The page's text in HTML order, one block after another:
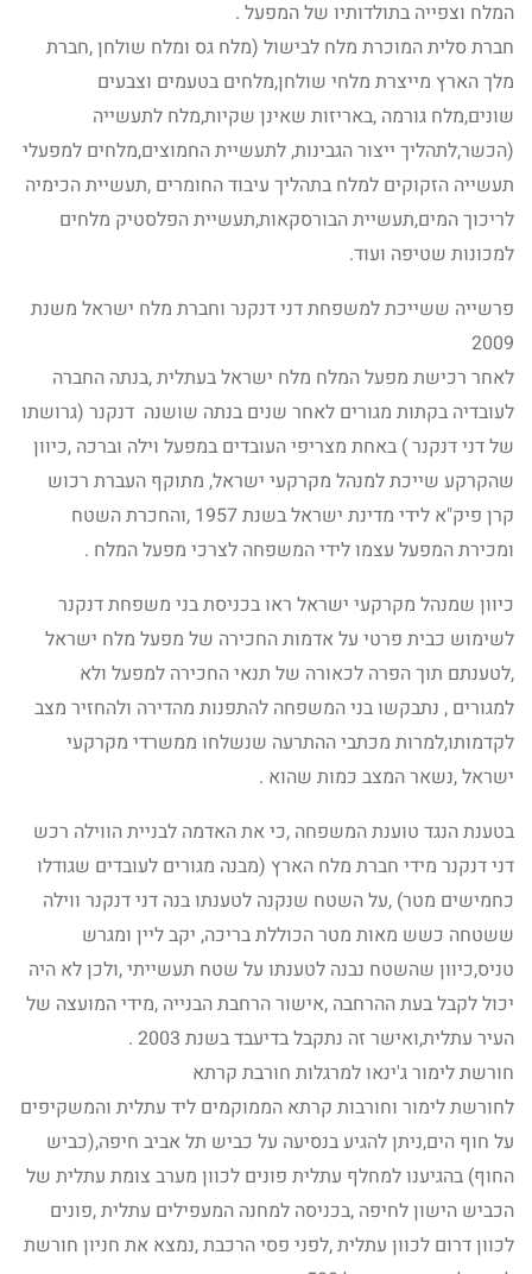
המלח וצפייה בתולדותיו של המפעל .
חברת סלית המוכרת מלח לבישול (מלח גס ומלח שולחן ,חברת
מלך הארץ מייצרת מלחי שולחן,מלחים בטעמים וצבעים
שונים,מלח גורמה ,באריזות שאינן שקיות,מלח לתעשייה
(הכשר,לתהליך ייצור הגבינות, לתעשיית החמוצים,מלחים למפעלי
תעשייה הזקוקים למלח בתהליך עיבוד החומרים ,תעשיית הכימיה
לריכוך המים,תעשיית הבורסקאות,תעשיית הפלסטיק מלחים
למכונות שטיפה ועוד.
פרשייה ששייכת למשפחת דני דנקנר וחברת מלח ישראל משנת
2009
לאחר רכישת מפעל המלח מלח ישראל בעתלית ,בנתה החברה
לעובדיה בקתות מגורים לאחר שנים בנתה שושנה דנקנר (גרושתו
של דני דנקנר ) באחת מצריפי העובדים במפעל וילה וברכה ,כיוון
שהקרקע שייכת למנהל מקרקעי ישראל, מתוקף העברת רכוש
קרן פיק"א לידי מדינת ישראל בשנת 1957 ,והחכרת השטח
ומכירת המפעל עצמו לידי המשפחה לצרכי מפעל המלח .
כיוון שמנהל מקרקעי ישראל ראו בכניסת בני משפחת דנקנר
לשימוש כבית פרטי על אדמות החכירה של מפעל מלח ישראל
,לטענתם תוך הפרה לכאורה של תנאי החכירה למפעל ולא
למגורים , נתבקשו בני המשפחה להתפנות מהדירה ולהחזיר מצב
לקדמותו,למרות מכתבי ההתרעה שנשלחו ממשרדי מקרקעי
ישראל ,נשאר המצב כמות שהוא .
בטענת הנגד טוענת המשפחה ,כי את האדמה לבניית הווילה רכש
דני דנקנר מידי חברת מלח הארץ (מבנה מגורים לעובדים שגודלו
כחמישים מטר) ,על השטח שנקנה לטענתו בנה דני דנקנר ווילה
ששטחה כשש מאות מטר הכוללת בריכה, יקב ליין ומגרש
טניס,כיוון שהשטח נבנה לטענתו על שטח תעשייתי ,ולכן לא היה
יכול לקבל בעת ההרחבה ,אישור הרחבת הבנייה ,מידי המועצה של
העיר עתלית,ואישר זה נתקבל בדיעבד בשנת 2003 .
חורשת לימור ג'ינאו למרגלות חורבת קרתא
לחורשת לימור וחורבות קרתא הממוקמים ליד עתלית והמשקיפים
על חוף הים,ניתן להגיע בנסיעה על כביש תל אביב חיפה,(כביש
החוף) בהגיענו למחלף עתלית פונים לכוון מערב צומת עתלית של
הכביש הישון לחיפה ,בכניסה למחנה המעפילים עתלית ,פונים
לכוון דרום לכוון עתלית ,לפני פסי הרכבת ,נמצא את חניון חורשת